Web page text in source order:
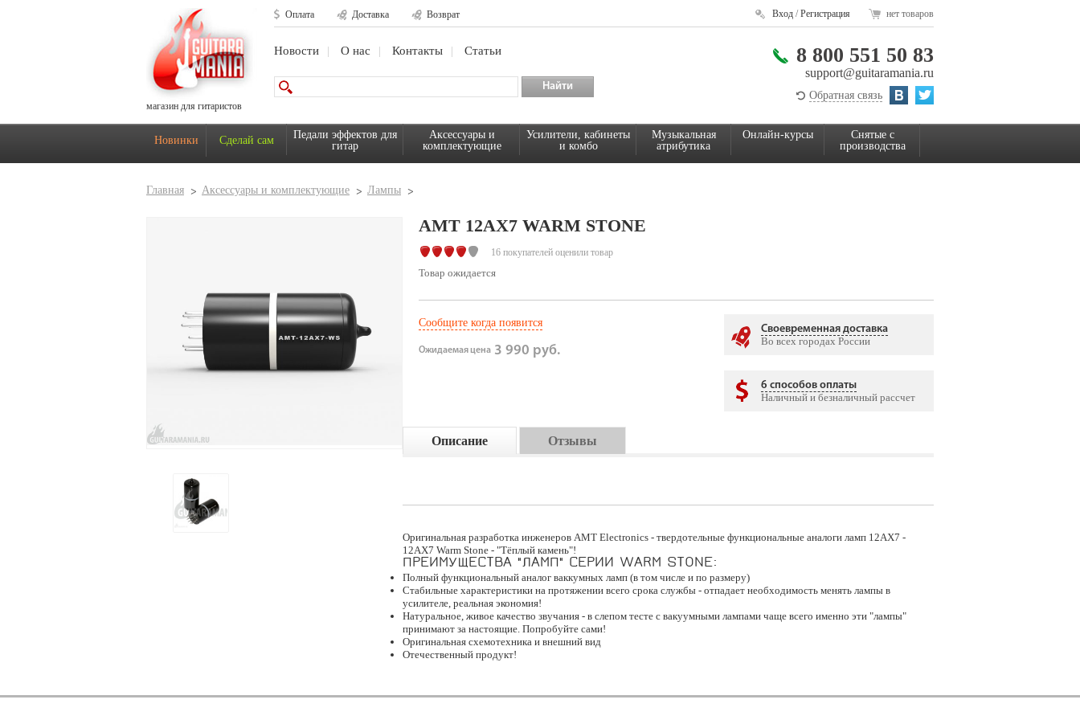
магазин для гитаристов
Оплата Доставка Возврат Вход /Регистрация нет товаров
Новости О нас Контакты Статьи 8 800 551 50 83
support@guitaramania.ru
Обратная связь
Новинки Сделай сам
Педали эффектов для
гитар
Аксессуары и
комплектующие
Усилители, кабинеты
и комбо
Музыкальная
атрибутика
Онлайн-курсы
Снятые с
производства
Главная Аксессуары и комплектующие Лампы
AMT 12AX7 WARM STONE
16 покупателей оценили товар
Товар ожидается
Сообщите когда появится
Ожидаемая цена 3 990 руб.
Своевременная доставка
Во всех городах России
6 способов оплаты
Наличный и безналичный рассчет
Описание Отзывы
Оригинальная разработка инженеров АМТ Electronics - твердотельные функциональные аналоги ламп 12АХ7 -
12AX7 Warm Stone - "Тёплый камень"!
ПРЕИМУЩЕСТВА "ЛАМП" СЕРИИ WARM STONE:
Полный функциональный аналог ваккумных ламп (в том числе и по размеру)
Стабильные характеристики на протяжении всего срока службы - отпадает необходимость менять лампы в
усилителе, реальная экономия!
Натуральное, живое качество звучания - в слепом тесте с вакуумными лампами чаще всего именно эти "лампы"
принимают за настоящие. Попробуйте сами!
Оригинальная схемотехника и внешний вид
Отечественный продукт!